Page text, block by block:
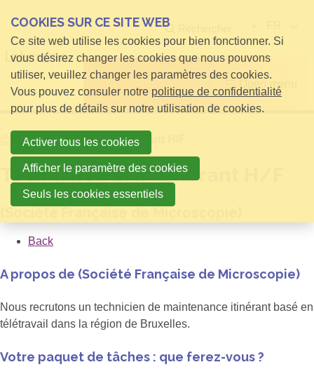
Open menu
HomeTechnicien SAV itinérant H/F
Technicien SAV itinérant H/F
Back
A propos de (Société Française de Microscopie)
Nous recrutons un technicien de maintenance itinérant basé en
télétravail dans la région de Bruxelles.
Votre paquet de tâches : que ferez-vous ?
COOKIES SUR CE SITE WEB
Ce site web utilise les cookies pour bien fonctionner. Si
vous désirez changer les cookies que nous pouvons
utiliser, veuillez changer les paramètres des cookies.
Vous pouvez consuler notre politique de confidentialité
pour plus de détails sur notre utilisation de cookies.
Activer tous les cookies
Afficher le paramètre des cookies
Seuls les cookies essentiels